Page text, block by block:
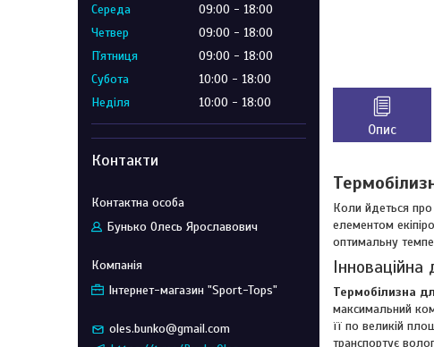
Опис
Коли йдеться
елементом
оптимальну
Термобілизна
максимальний
її по великій
транспортує
Середа
09:00
18:00
Четвер
09:00
18:00
Пʼятниця
09:00
18:00
Субота
10:00
18:00
Неділя
10:00 18:00
Контакти
Бунько Олесь Ярославович
Інтернет-магазин "Sport-Tops"
oles.bunko@gmail.com